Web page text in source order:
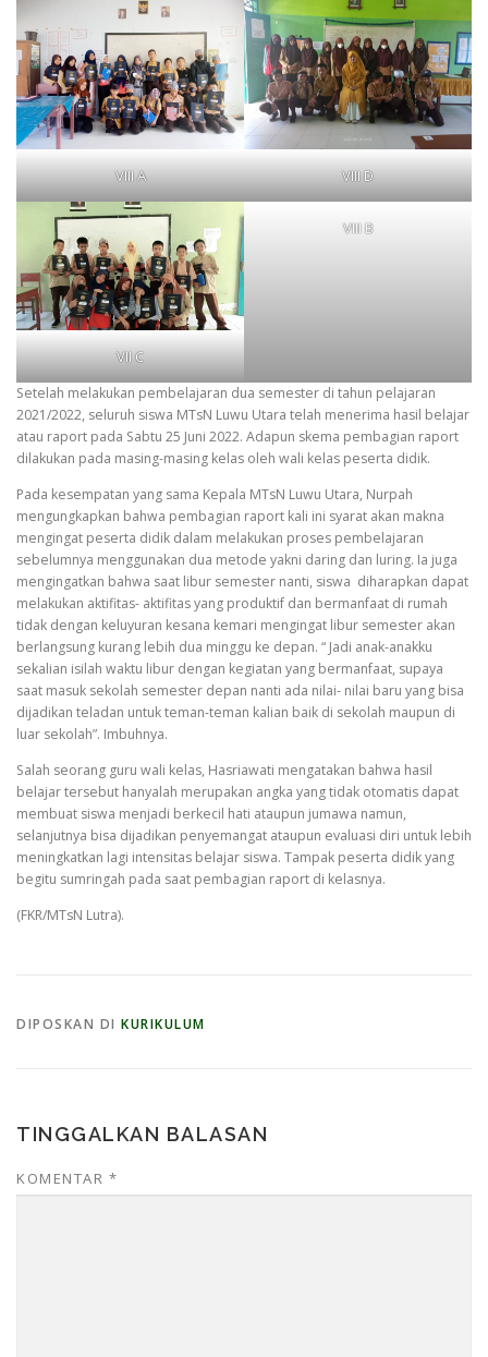
VIII A VIII D
VII C
VIII B
Setelah melakukan pembelajaran dua semester di tahun pelajaran
2021/2022, seluruh siswa MTsN Luwu Utara telah menerima hasil belajar
atau raport pada Sabtu 25 Juni 2022. Adapun skema pembagian raport
dilakukan pada masing-masing kelas oleh wali kelas peserta didik.
Pada kesempatan yang sama Kepala MTsN Luwu Utara, Nurpah
mengungkapkan bahwa pembagian raport kali ini syarat akan makna
mengingat peserta didik dalam melakukan proses pembelajaran
sebelumnya menggunakan dua metode yakni daring dan luring. Ia juga
mengingatkan bahwa saat libur semester nanti, siswa diharapkan dapat
melakukan aktifitas- aktifitas yang produktif dan bermanfaat di rumah
tidak dengan keluyuran kesana kemari mengingat libur semester akan
berlangsung kurang lebih dua minggu ke depan. “ Jadi anak-anakku
sekalian isilah waktu libur dengan kegiatan yang bermanfaat, supaya
saat masuk sekolah semester depan nanti ada nilai- nilai baru yang bisa
dijadikan teladan untuk teman-teman kalian baik di sekolah maupun di
luar sekolah”. Imbuhnya.
Salah seorang guru wali kelas, Hasriawati mengatakan bahwa hasil
belajar tersebut hanyalah merupakan angka yang tidak otomatis dapat
membuat siswa menjadi berkecil hati ataupun jumawa namun,
selanjutnya bisa dijadikan penyemangat ataupun evaluasi diri untuk lebih
meningkatkan lagi intensitas belajar siswa. Tampak peserta didik yang
begitu sumringah pada saat pembagian raport di kelasnya.
(FKR/MTsN Lutra).
DIPOSKAN DI KURIKULUM
TINGGALKAN BALASAN
KOMENTAR *